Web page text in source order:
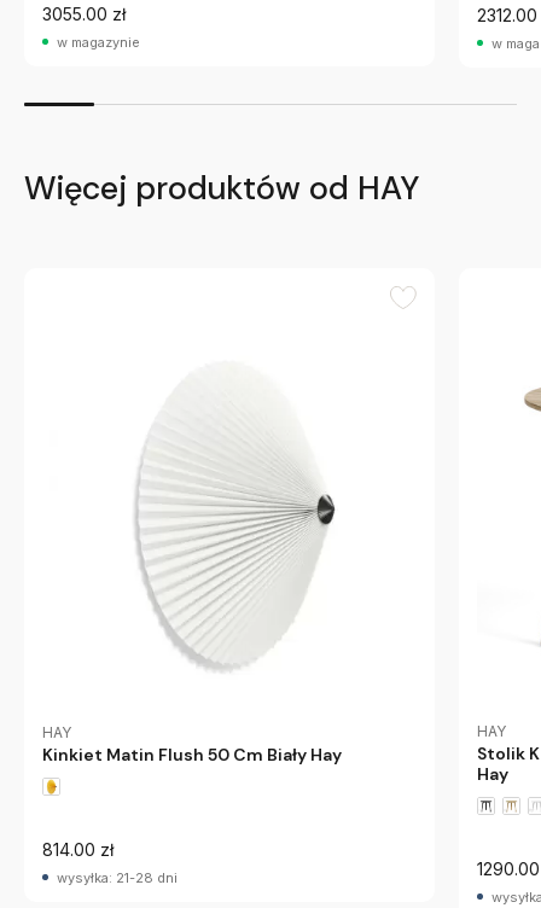
3055.00 zł
w magazynie
2312.00
w
Więcej produktów od HAY
HAY
Kinkiet Matin Flush 50 Cm Biały Hay
814.00 zł
wysyłka: 21-28 dni
HAY
Stolik
Hay
1290.00